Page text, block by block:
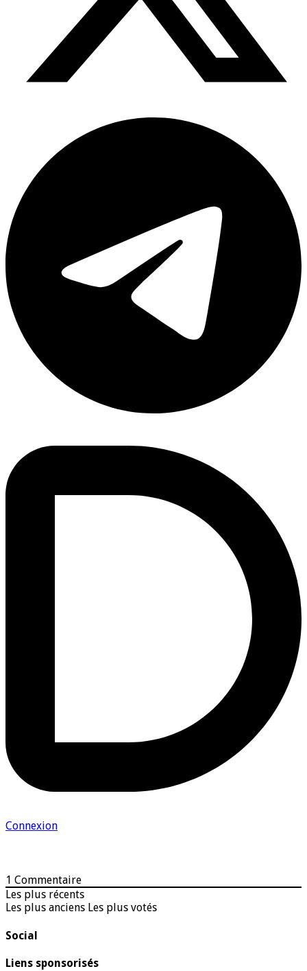
Connexion
1 Commentaire
Les plus récents
Les plus anciens Les plus votés
Social
Liens sponsorisés